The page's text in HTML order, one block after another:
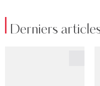
Derniers